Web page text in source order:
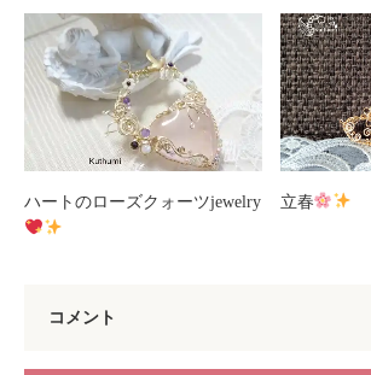
ハートのローズクォーツjewelry 立春
コメント